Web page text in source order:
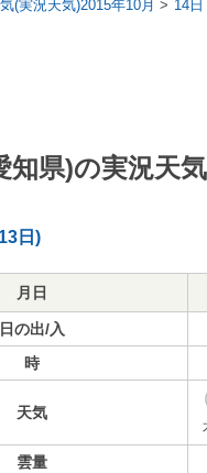
(実況天気)2015年10月 14日
知県)の実況天気
日)
月日
日の出/入
時
天気
雲量